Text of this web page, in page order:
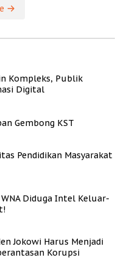
Kompleks, Publik
Digital
Gembong KST
Pendidikan Masyarakat
Diduga Intel Keluar-
Jokowi Harus Menjadi
Korupsi